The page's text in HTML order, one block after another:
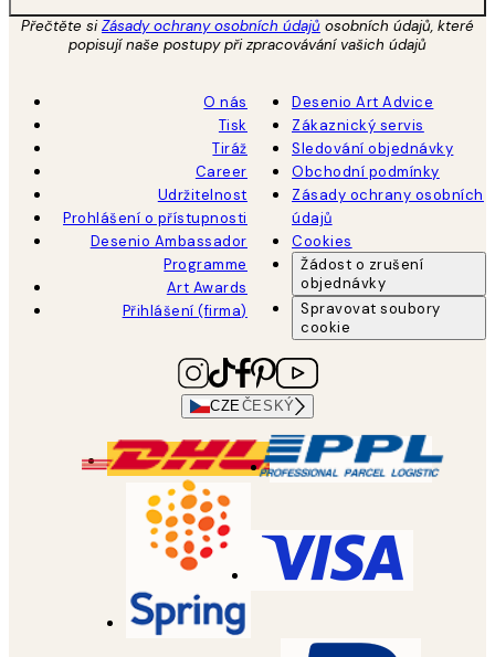
Přečtěte siZásady ochrany osobních údajů osobních údajů, které
popisují naše postupy při zpracovávání vašich údajů
O nás
Tisk
Tiráž
Career
Udržitelnost
Prohlášení o přístupnosti
Desenio Ambassador
Programme
Art Awards
Přihlášení (firma)
Desenio Art Advice
Zákaznický servis
Sledování objednávky
Obchodní podmínky
Zásady ochrany osobních
údajů
Cookies
Žádost o zrušení
objednávky
Spravovat soubory
cookie
CZEČESKÝ